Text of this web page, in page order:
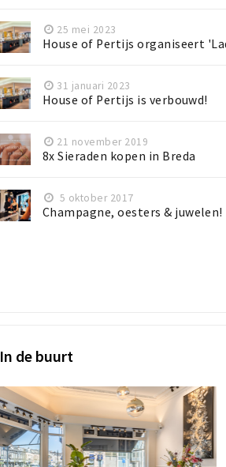
25 mei 2023
House of Pertijs organiseert
31 januari 2023
House of Pertijs is verbouwd!
21 november 2019
8x Sieraden kopen in Breda
5 oktober 2017
Champagne, oesters & juwelen!
In de buurt